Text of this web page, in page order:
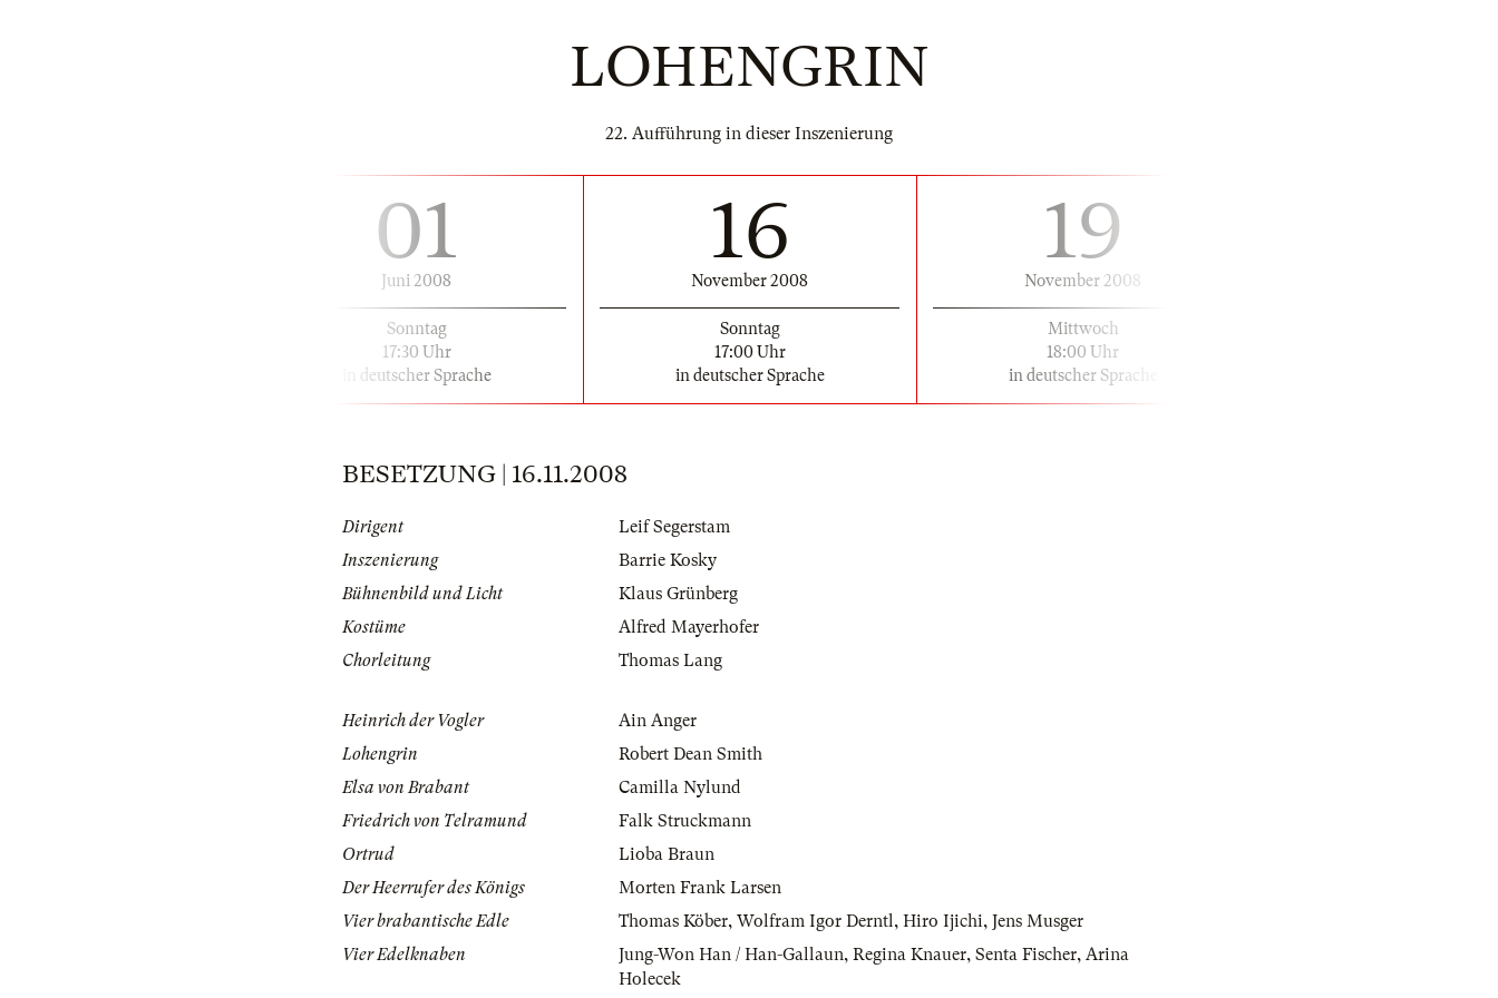
LOHENGRIN
22. Aufführung in dieser Inszenierung
01
Juni 2008
Sonntag
17:30 Uhr
in deutscher Sprache
16
November 2008
Sonntag
17:00 Uhr
in deutscher Sprache
19
November 2008
Mittwoch
18:00 Uhr
in deutscher Sprache
BESETZUNG | 16.11.2008
Dirigent
Leif Segerstam
Inszenierung
Barrie Kosky
Bühnenbild und Licht
Klaus Grünberg
Kostüme
Alfred Mayerhofer
Chorleitung
Thomas Lang
Heinrich der Vogler
Ain Anger
Lohengrin
Robert Dean Smith
Elsa von Brabant
Camilla Nylund
Friedrich von Telramund
Falk Struckmann
Ortrud
Lioba Braun
Der Heerrufer des Königs
Morten Frank Larsen
Vier brabantische Edle
Thomas Köber, Wolfram Igor Derntl, Hiro Ijichi, Jens Musger
Vier Edelknaben
Jung-Won Han / Han-Gallaun, Regina Knauer, Senta Fischer, Arina
Holecek